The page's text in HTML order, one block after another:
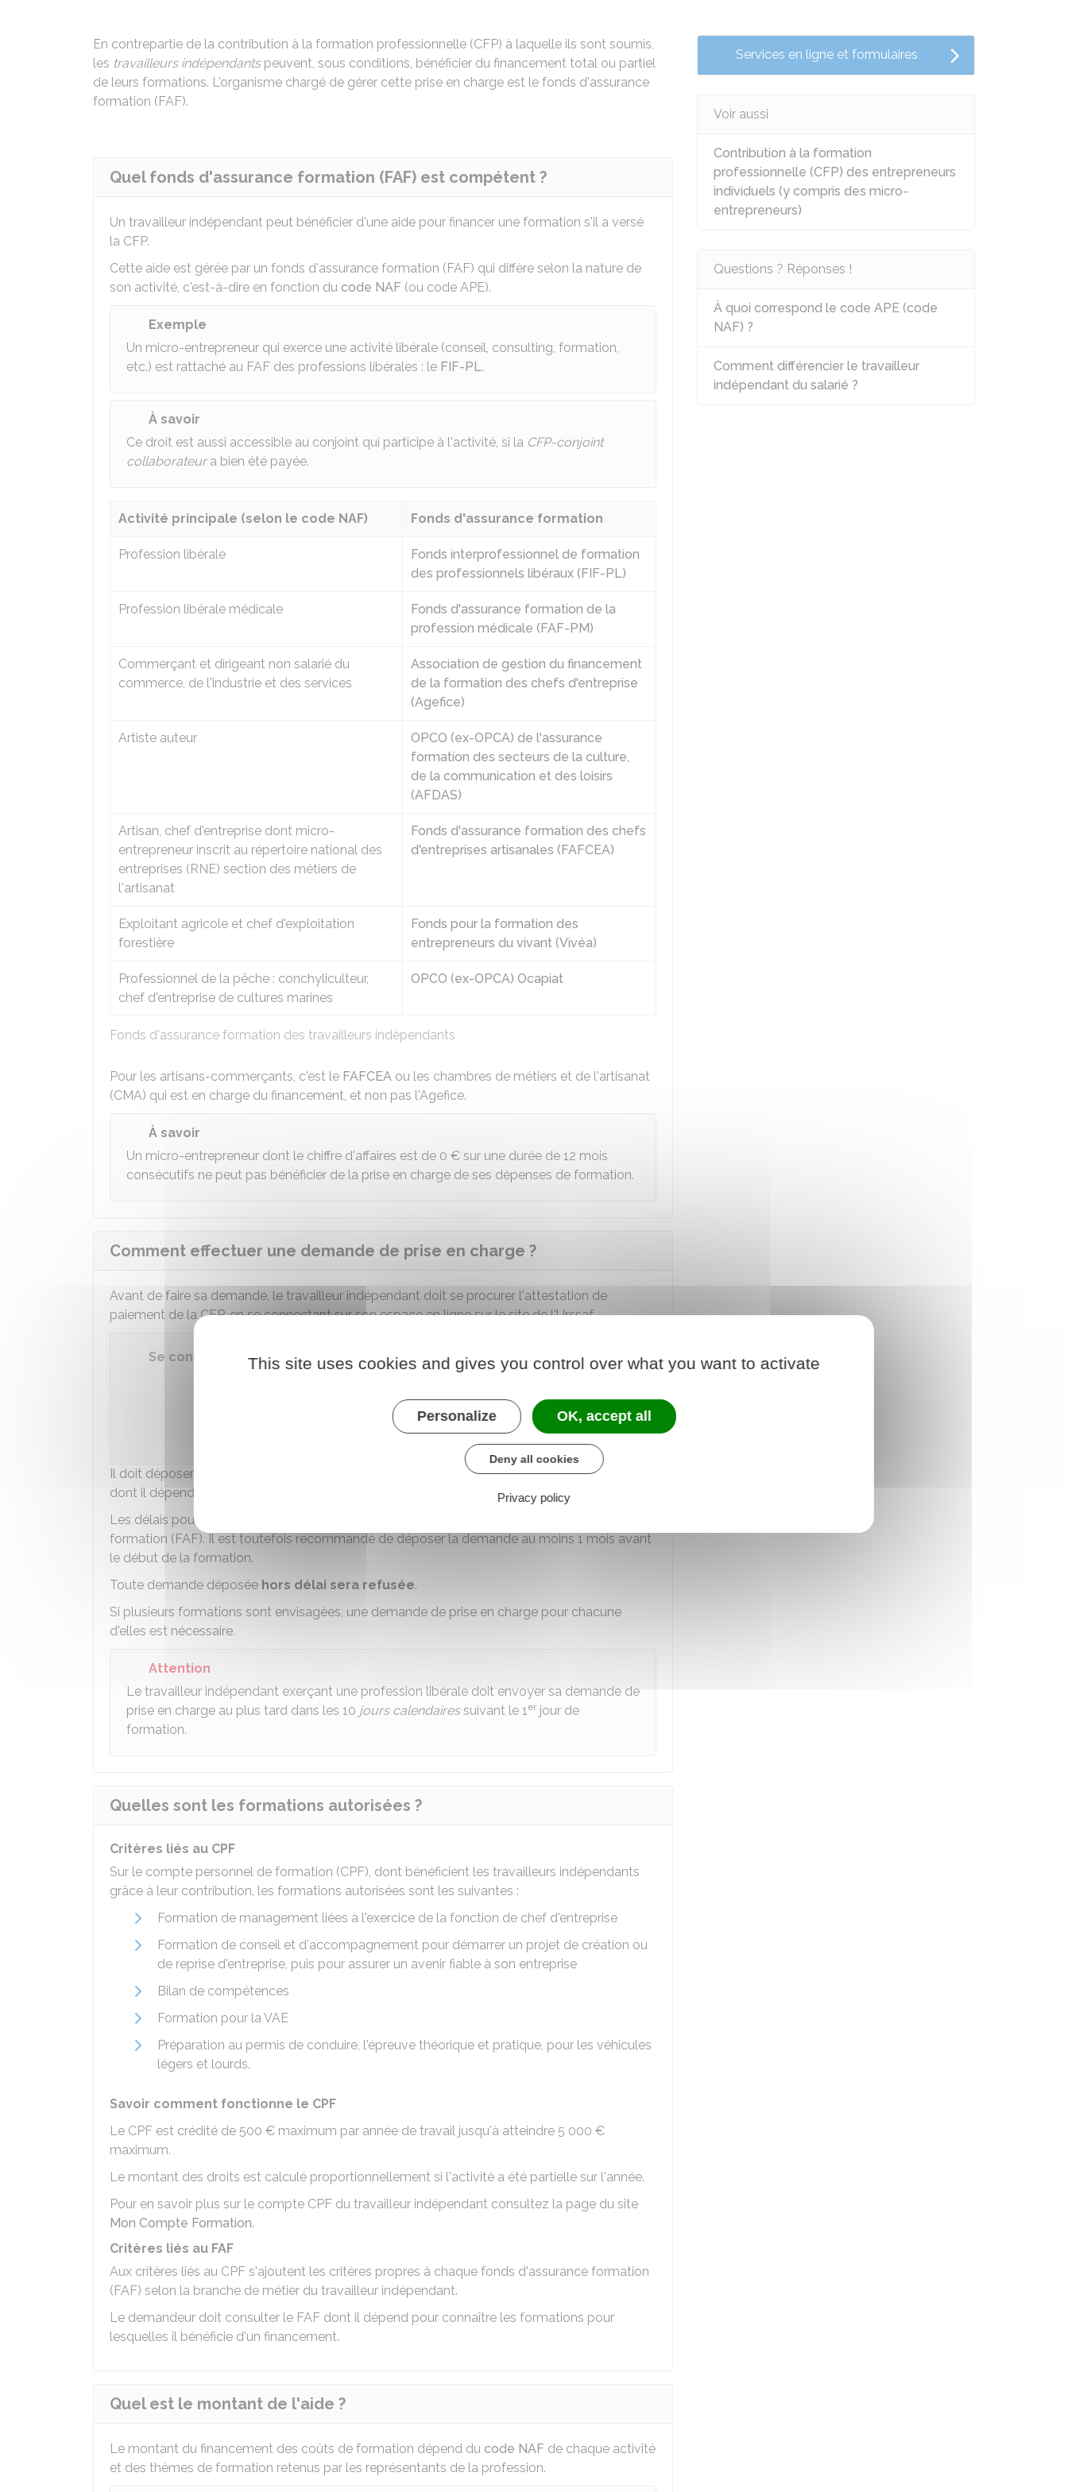
En contrepartie de la contribution à la formation professionnelle (CFP) à laquelle ils sont soumis,
les travailleurs indépendantspeuvent, sous conditions, bénéficier du financement total ou partiel
de leurs formations. L'organisme chargé de gérer cette prise en charge est le fonds d'assurance
formation (FAF).
Quel fonds d'assurance formation (FAF) est compétent ?
Un travailleur indépendant peut bénéficier d'une aide pour financer une formation s'il a versé
la CFP.
Cette aide est gérée par un fonds d'assurance formation (FAF) qui diffère selon la nature de
son activité, c'est-à-dire en fonction du code NAF (ou code APE).
Exemple
Un micro-entrepreneur qui exerce une activité libérale (conseil, consulting, formation,
etc.) est rattaché au FAF des professions libérales : le FIF-PL.
À savoir
Ce droit est aussi accessible au conjoint qui participe à l'activité, si la CFP-conjoint
collaborateura bien été payée.
Fonds d'assurance formation des travailleurs indépendants
Activité principale (selon le code NAF) Fonds d'assurance formation
Profession libérale
Fonds interprofessionnel de formation
des professionnels libéraux (FIF-PL)
Profession libérale médicale
Fonds d'assurance formation de la
profession médicale (FAF-PM)
Commerçant et dirigeant non salarié du
commerce, de l'industrie et des services
Association de gestion du financement
de la formation des chefs d'entreprise
(Agefice)
Artiste auteur
OPCO (ex-OPCA) de l'assurance
formation des secteurs de la culture,
de la communication et des loisirs
(AFDAS)
Artisan, chef d'entreprise dont micro-
entrepreneur inscrit au répertoire national des
entreprises (RNE) section des métiers de
l'artisanat
Fonds d'assurance formation des chefs
d'entreprises artisanales (FAFCEA)
Exploitant agricole et chef d'exploitation
forestière
Fonds pour la formation des
entrepreneurs du vivant (Vivéa)
Professionnel de la pêche : conchyliculteur,
chef d'entreprise de cultures marines
OPCO (ex-OPCA) Ocapiat
Pour les artisans-commerçants, c'est le FAFCEA ou les chambres de métiers et de l'artisanat
(CMA) qui est en charge du financement, et non pas l'Agefice.
À savoir
Un micro-entrepreneur dont le chiffre d'affaires est de 0 € sur une durée de 12 mois
consécutifs ne peut pas bénéficier de la prise en charge de ses dépenses de formation.
Comment effectuer une demande de prise en charge ?
Avant de faire sa demande, le travailleur indépendant doit se procurer l'attestation de
paiement de laCFP, en se connectant sur son espace en ligne sur le site de l'Urssaf.
Se connecter à son espace Urssaf
Accéder au service en ligne
Il doit déposer une demande de prise en charge auprès du fonds d'assurance formation (FAF)
dont il dépend.
Les délais pour effectuer une demande de prise en charge varient selon le fonds d'assurance
formation (FAF). Il est toutefois recommandé de déposer la demande au moins 1 mois avant
le début de la formation.
Toute demande déposée hors délai sera refusée.
Si plusieurs formations sont envisagées, une demande de prise en charge pour chacune
d'elles est nécessaire.
Attention
Le travailleur indépendant exerçant une profession libérale doit envoyer sa demande de
prise en charge au plus tard dans les 10 jours calendairessuivant le 1er jour de
formation.
Quelles sont les formations autorisées ?
Critères liés au CPF
Sur le compte personnel de formation (CPF), dont bénéficient les travailleurs indépendants
grâce à leur contribution, les formations autorisées sont les suivantes :
Formation de management liées à l'exercice de la fonction de chef d'entreprise
Formation de conseil et d'accompagnement pour démarrer un projet de création ou
de reprise d'entreprise, puis pour assurer un avenir fiable à son entreprise
Bilan de compétences
Formation pour laVAE
Préparation au permis de conduire, l'épreuve théorique et pratique, pour les véhicules
légers et lourds.
Savoir comment fonctionne le CPF
Le CPF est crédité de 500 € maximum par année de travail jusqu'à atteindre 5 000 €
maximum.
Le montant des droits est calculé proportionnellement si l'activité a été partielle sur l'année.
Pour en savoir plus sur le compte CPF du travailleur indépendant consultez la page du site
Mon Compte Formation.
Critères liés au FAF
Aux critères liés au CPF s'ajoutent les critères propres à chaque fonds d'assurance formation
(FAF) selon la branche de métier du travailleur indépendant.
Le demandeur doit consulter le FAF dont il dépend pour connaître les formations pour
lesquelles il bénéficie d'un financement.
Quel est le montant de l'aide ?
Le montant du financement des coûts de formation dépend du code NAF de chaque activité
et des thèmes de formation retenus par les représentants de la profession.
Services en ligne et formulaires
Voir aussi
Contribution à la formation
professionnelle (CFP) des entrepreneurs
individuels (y compris des micro-
entrepreneurs)
Questions ? Réponses !
À quoi correspond le code APE (code
NAF) ?
Comment différencier le travailleur
indépendant du salarié ?
This site uses cookies and gives you control over what you want to activate
Personalize OK, accept all
Deny all cookies
Privacy policy